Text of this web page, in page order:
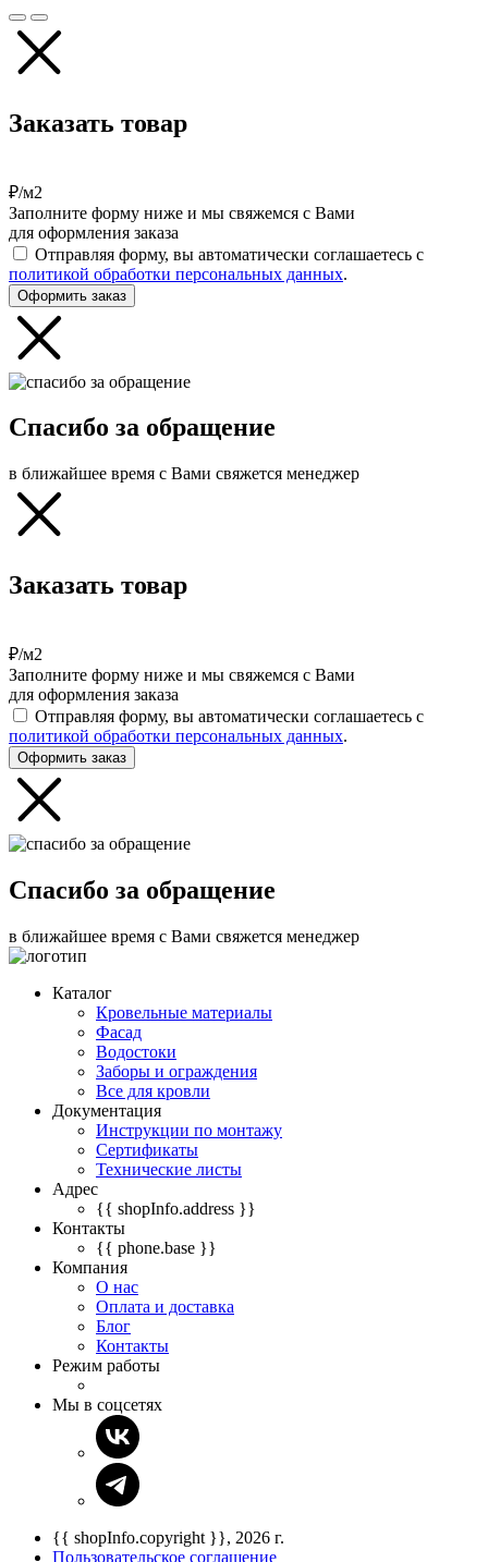
Заказать товар
₽/м2
Заполните форму ниже и мы свяжемся с Вами
для оформления заказа
Отправляя форму, вы автоматически соглашаетесь с
политикой обработки персональных данных.
Оформить заказ
Спасибо за обращение
в ближайшее время с Вами свяжется менеджер
Заказать товар
₽/м2
Заполните форму ниже и мы свяжемся с Вами
для оформления заказа
Отправляя форму, вы автоматически соглашаетесь с
политикой обработки персональных данных.
Оформить заказ
Спасибо за обращение
в ближайшее время с Вами свяжется менеджер
Каталог
Кровельные материалы
Фасад
Водостоки
Заборы и ограждения
Все для кровли
Документация
Инструкции по монтажу
Сертификаты
Технические листы
Адрес
{{ shopInfo.address }}
Контакты
{{ phone.base }}
Компания
О нас
Оплата и доставка
Блог
Контакты
Режим работы
Мы в соцсетях
{{ shopInfo.copyright }}, 2026 г.
Пользовательское соглашение